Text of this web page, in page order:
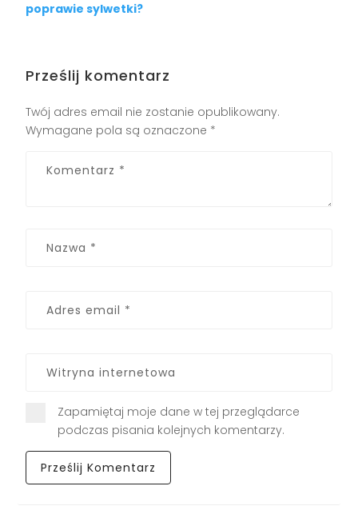
poprawie sylwetki?
Prześlij komentarz
Twój adres email nie zostanie opublikowany.
Wymagane pola są oznaczone *
Zapamiętaj moje dane w tej przeglądarce
podczas pisania kolejnych komentarzy.